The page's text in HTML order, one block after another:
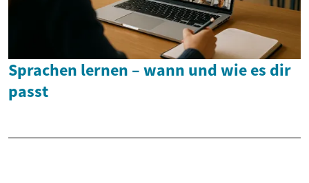
Sprachen lernen – wann und wie es dir
passt